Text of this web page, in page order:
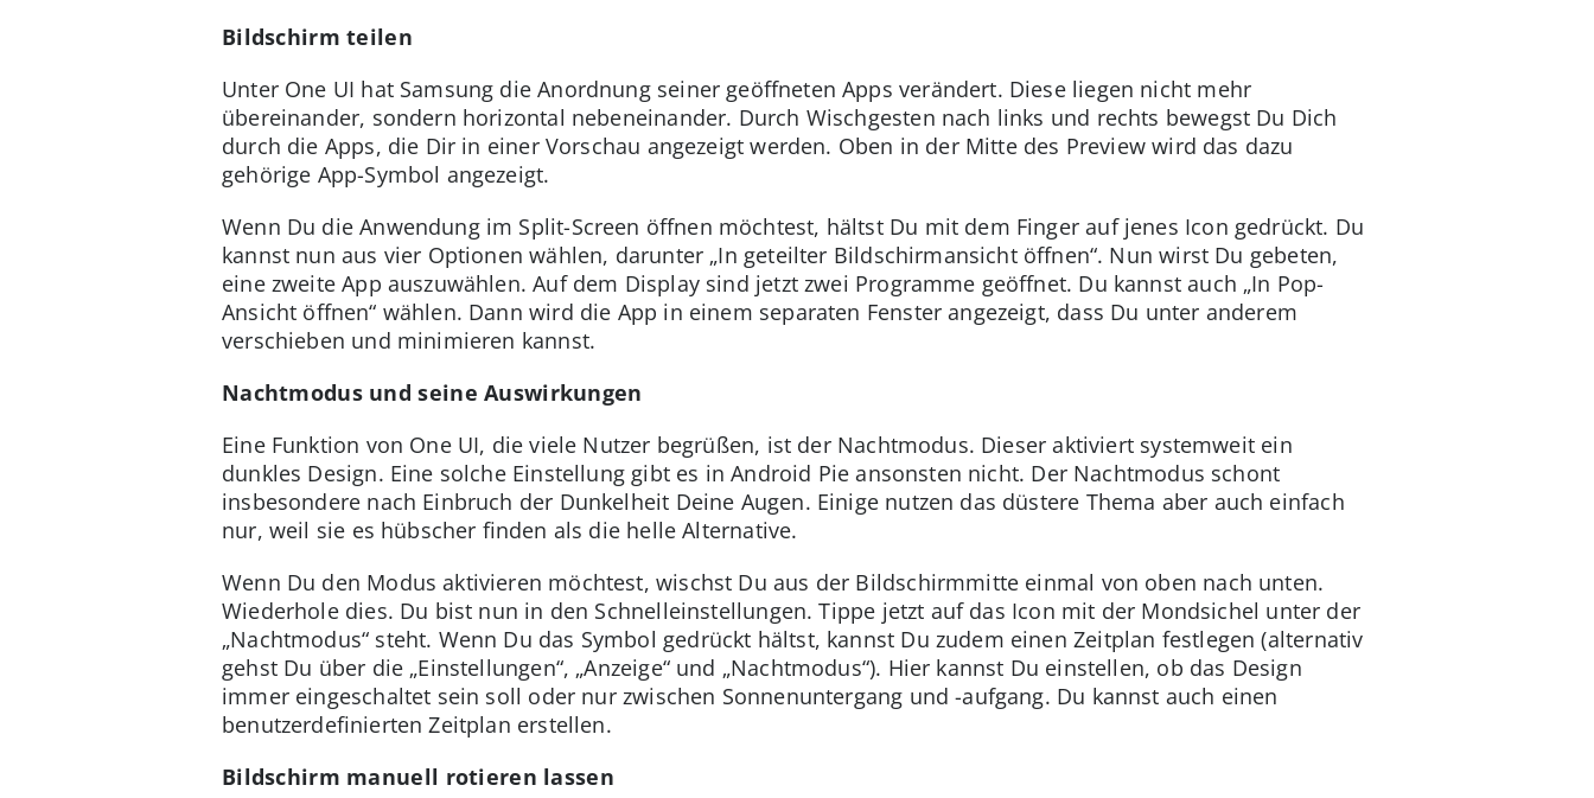
Bildschirm teilen
Unter One UI hat Samsung die Anordnung seiner geöffneten Apps verändert. Diese liegen nicht mehr
übereinander, sondern horizontal nebeneinander. Durch Wischgesten nach links und rechts bewegst Du Dich
durch die Apps, die Dir in einer Vorschau angezeigt werden. Oben in der Mitte des Preview wird das dazu
gehörige App-Symbol angezeigt.
Wenn Du die Anwendung im Split-Screen öffnen möchtest, hältst Du mit dem Finger auf jenes Icon gedrückt. Du
kannst nun aus vier Optionen wählen, darunter „In geteilter Bildschirmansicht öffnen“. Nun wirst Du gebeten,
eine zweite App auszuwählen. Auf dem Display sind jetzt zwei Programme geöffnet. Du kannst auch „In Pop-
Ansicht öffnen“ wählen. Dann wird die App in einem separaten Fenster angezeigt, dass Du unter anderem
verschieben und minimieren kannst.
Nachtmodus und seine Auswirkungen
Eine Funktion von One UI, die viele Nutzer begrüßen, ist der Nachtmodus. Dieser aktiviert systemweit ein
dunkles Design. Eine solche Einstellung gibt es in Android Pie ansonsten nicht. Der Nachtmodus schont
insbesondere nach Einbruch der Dunkelheit Deine Augen. Einige nutzen das düstere Thema aber auch einfach
nur, weil sie es hübscher finden als die helle Alternative.
Wenn Du den Modus aktivieren möchtest, wischst Du aus der Bildschirmmitte einmal von oben nach unten.
Wiederhole dies. Du bist nun in den Schnelleinstellungen. Tippe jetzt auf das Icon mit der Mondsichel unter der
„Nachtmodus“ steht. Wenn Du das Symbol gedrückt hältst, kannst Du zudem einen Zeitplan festlegen (alternativ
gehst Du über die „Einstellungen“, „Anzeige“ und „Nachtmodus“). Hier kannst Du einstellen, ob das Design
immer eingeschaltet sein soll oder nur zwischen Sonnenuntergang und -aufgang. Du kannst auch einen
benutzerdefinierten Zeitplan erstellen.
Bildschirm manuell rotieren lassen